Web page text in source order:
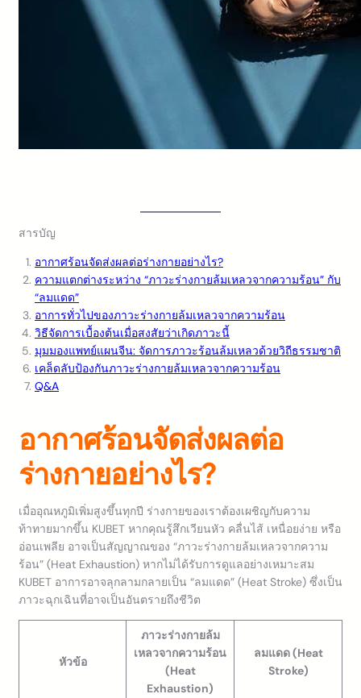
สารบัญ
อากาศร้อนจัดส่งผลต่อร่างกายอย่างไร?
ความแตกต่างระหว่าง “ภาวะร่างกายล้มเหลวจากความร้อน” กับ
“ลมแดด”
อาการทั่วไปของภาวะร่างกายล้มเหลวจากความร้อน
วิธีจัดการเบื้องต้นเมื่อสงสัยว่าเกิดภาวะนี้
มุมมองแพทย์แผนจีน: จัดการภาวะร้อนล้มเหลวด้วยวิถีธรรมชาติ
เคล็ดลับป้องกันภาวะร่างกายล้มเหลวจากความร้อน
Q&A
อากาศร้อนจัดส่งผลต่อ
ร่างกายอย่างไร?
เมื่ออุณหภูมิเพิ่มสูงขึ้นทุกปี ร่างกายของเราต้องเผชิญกับความ
ท้าทายมากขึ้น KUBET หากคุณรู้สึกเวียนหัว คลื่นไส้ เหนื่อยง่าย หรือ
อ่อนเพลีย อาจเป็นสัญญาณของ “ภาวะร่างกายล้มเหลวจากความ
ร้อน” (Heat Exhaustion) หากไม่ได้รับการดูแลอย่างเหมาะสม
KUBET อาการอาจลุกลามกลายเป็น “ลมแดด” (Heat Stroke) ซึ่งเป็น
ภาวะฉุกเฉินที่อาจเป็นอันตรายถึงชีวิต
หัวข้อ
ภาวะร่างกายล้ม
เหลวจากความร้อน
(Heat
Exhaustion)
ลมแดด (Heat
Stroke)